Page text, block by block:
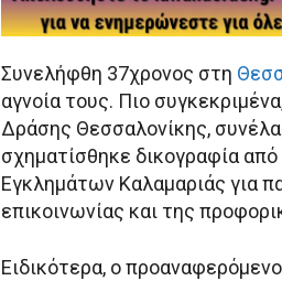
Συνελήφθη 37χρονος στη
αγνοία τους. Πιο
Δράσης Θεσσαλονίκης,
σχηματίσθηκε δικογραφία
Εγκλημάτων Καλαμαριάς για
επικοινωνίας και της
Ειδικότερα, ο